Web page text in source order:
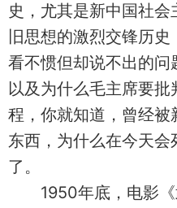
史，尤其是新中国社
旧思想的激烈交锋历
看不惯但却说不出的问
以及为什么毛主席要
程，你就知道，曾经
东西，为什么在今天
了。
1950年底，电影《